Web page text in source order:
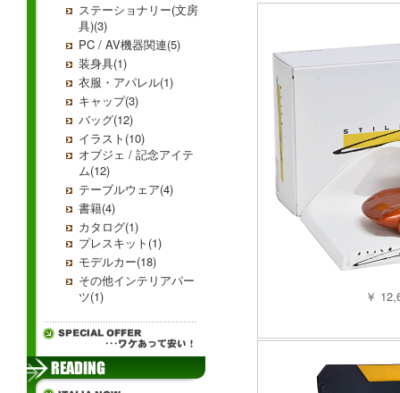
ステーショナリー(文房
具)(3)
PC / AV機器関連(5)
装身具(1)
衣服・アパレル(1)
キャップ(3)
バッグ(12)
イラスト(10)
オブジェ / 記念アイテ
ム(12)
テーブルウェア(4)
書籍(4)
カタログ(1)
プレスキット(1)
モデルカー(18)
その他インテリアパー
ツ(1)
￥